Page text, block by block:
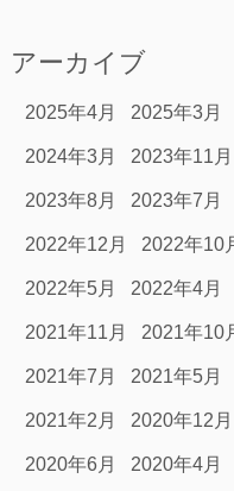
アーカイブ
2025年4月 2025年3月
2024年3月 2023年11月
2023年8月 2023年7月
2022年12月 2022年10
2022年5月 2022年4月
2021年11月 2021年10
2021年7月 2021年5月
2021年2月 2020年12月
2020年6月 2020年4月